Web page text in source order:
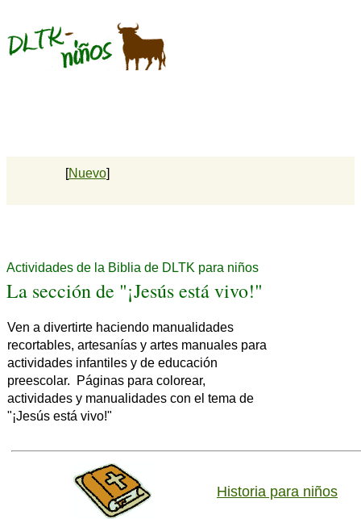
[Nuevo]
Actividades de la Biblia de DLTK para niños
La sección de "¡Jesús está vivo!"
Ven a divertirte haciendo manualidades
recortables, artesanías y artes manuales para
actividades infantiles y de educación
preescolar. Páginas para colorear,
actividades y manualidades con el tema de
"¡Jesús está vivo!"
Historia para niños